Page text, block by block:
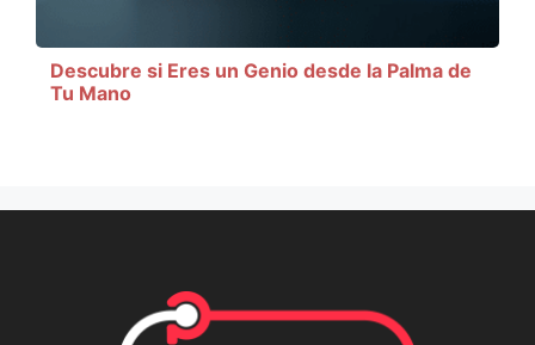
Descubre si Eres un Genio desde la Palma de
Tu Mano